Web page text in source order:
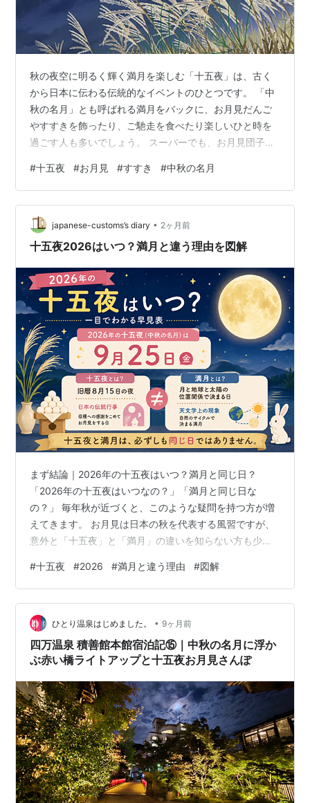
秋の夜空に明るく輝く満月を楽しむ「十五夜」は、古く
から日本に伝わる伝統的なイベントのひとつです。 「中
秋の名月」とも呼ばれる満月をバックに、お月見だんご
やすすきを飾ったり、ご馳走を食べたり楽しいひと時を
過ごす人も多いでしょう。 スーパーでも、お月見団子が
でも、数多くある満月の中で、なぜ十五夜だけにすすき
や団子を飾るのか、正しく理解していない人も多いので
はないでしょうか？ そこで本記事では、十五夜とすすき
を飾る意味や、中秋の名月との関係、満月を楽しむイベ
ントについて、わかりやすく解説します。 美しい満月を
#十五夜 #お月見 #すすき #中秋の名月
japanese-customs’s diary • 2ヶ月前
十五夜2026はいつ？満月と違う理由を図解
まず結論｜2026年の十五夜はいつ？満月と同じ日？
「2026年の十五夜はいつなの？」「満月と同じ日な
の？」 毎年秋が近づくと、このような疑問を持つ方が増
えてきます。 お月見は日本の秋を代表する風習ですが、
意外と「十五夜」と「満月」の違いを知らない方も少な
の十五夜（中秋の名月）は9月25日 2026年の十五夜（中
秋の名月）は、 2026年9月25日（金） です。 十五夜は
毎年同じ日ではなく、旧暦を基準に決められるため、新
暦では毎年日付が変わります。 十五夜と満月は必ずしも
同じではない 「十五夜＝満月」と思われがちですが、実
はそうではありま…
#十五夜 #2026 #満月と違う理由 #図解
ひとり温泉はじめました。 • 9ヶ月前
四万温泉 積善館本館宿泊記⑮｜中秋の名月に浮か
ぶ赤い橋ライトアップと十五夜お月見さんぽ